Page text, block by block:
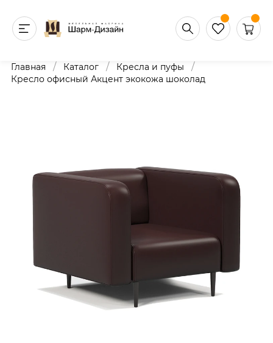
Главная / Каталог / Кресла и пуфы /
Кресло офисный Акцент экокожа шоколад